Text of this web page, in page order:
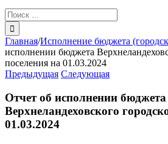
Результат
поиска:
Главная/Исполнение бюджета
исполнении бюджета
поселения на 01.03.2024
Предыдущая Следующая
Отчет об исполнении бюджета
Верхнеландеховского
01.03.2024